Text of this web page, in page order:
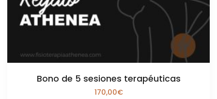
Bono de 5 sesiones terapéuticas
170,00€